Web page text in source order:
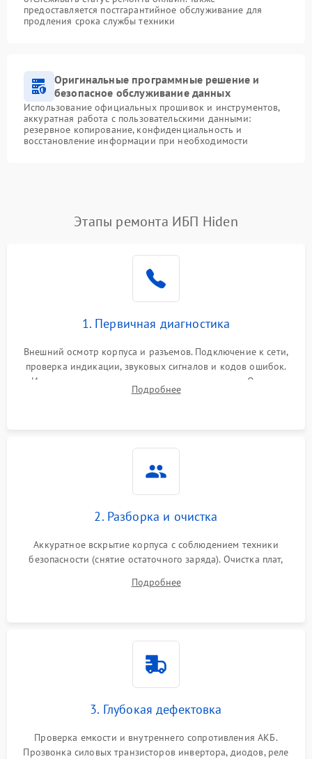
предоставляется постгарантийное обслуживание для
продления срока службы техники
Оригинальные программные решение и
безопасное обслуживание данных
Использование официальных прошивок и инструментов,
аккуратная работа с пользовательскими данными:
резервное копирование, конфиденциальность и
восстановление информации при необходимости
Этапы ремонта ИБП Hiden
1. Первичная диагностика
Внешний осмотр корпуса и разъемов. Подключение к сети,
проверка индикации, звуковых сигналов и кодов ошибок.
Измерение входного и выходного напряжения. Оценка
реакции ИБП на отключение основного питания без
Подробнее
2. Разборка и очистка
Аккуратное вскрытие корпуса с соблюдением техники
безопасности (снятие остаточного заряда). Очистка плат,
и кистей для предотвращения перегрева и замыканий.
Подробнее
3. Глубокая дефектовка
Проверка емкости и внутреннего сопротивления АКБ.
Прозвонка силовых транзисторов инвертора, диодов, реле